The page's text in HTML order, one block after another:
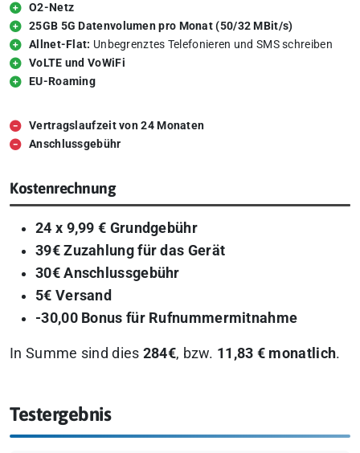
O2-Netz
25GB 5G Datenvolumen pro Monat (50/32 MBit/s)
Allnet-Flat: Unbegrenztes Telefonieren und SMS schreiben
VoLTE und VoWiFi
EU-Roaming
Vertragslaufzeit von 24 Monaten
Anschlussgebühr
Kostenrechnung
24 x 9,99 € Grundgebühr
39€ Zuzahlung für das Gerät
30€ Anschlussgebühr
5€ Versand
-30,00 Bonus für Rufnummermitnahme
In Summe sind dies 284€, bzw. 11,83 € monatlich.
Testergebnis